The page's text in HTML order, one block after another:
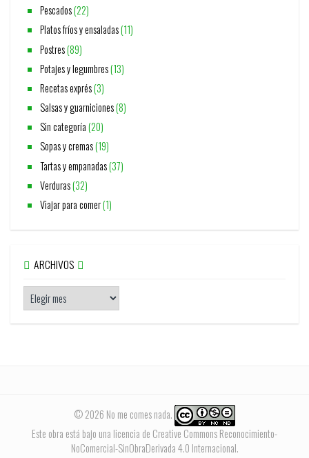
Pescados(22)
Platos fríos y ensaladas(11)
Postres(89)
Potajes y legumbres(13)
Recetas exprés(3)
Salsas y guarniciones(8)
Sin categoría(20)
Sopas y cremas(19)
Tartas y empanadas(37)
Verduras(32)
Viajar para comer(1)
ARCHIVOS
© 2026 No me comes nada.
Este obra está bajo una licencia de Creative Commons Reconocimiento-
NoComercial-SinObraDerivada 4.0 Internacional.